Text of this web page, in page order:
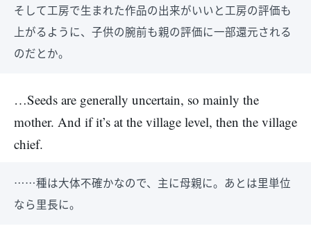
そして工房で生まれた作品の出来がいいと工房の評価も
上がるように、子供の腕前も親の評価に一部還元される
のだとか。
…Seeds are generally uncertain, so mainly the
mother. And if it’s at the village level, then the village
chief.
……種は大体不確かなので、主に母親に。あとは里単位
なら里長に。